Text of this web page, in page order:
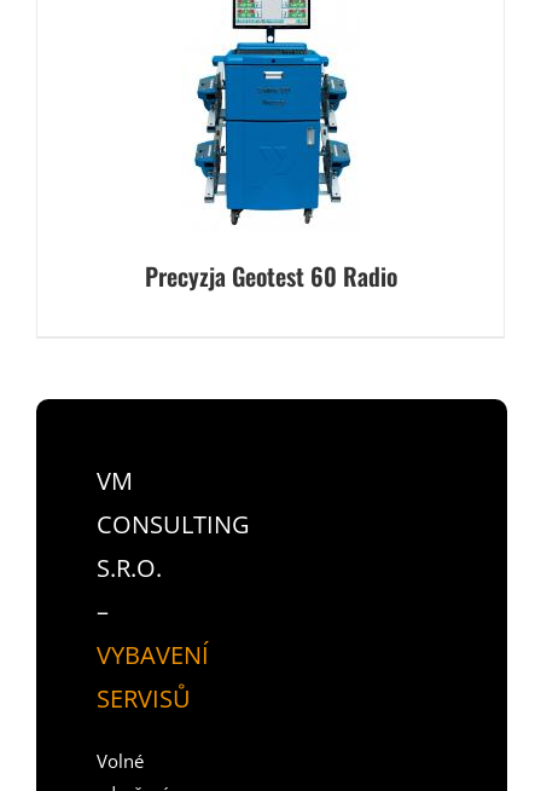
Precyzja Geotest 60 Radio
VM
CONSULTING
S.R.O.
–
VYBAVENÍ
SERVISŮ
Volné